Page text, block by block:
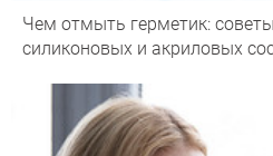
Чем отмыть герметик:
силиконовых и акриловых